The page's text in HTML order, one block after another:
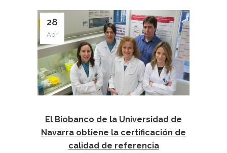
28
Abr
El Biobanco de la Universidad de
Navarra obtiene la certificación de
calidad de referencia